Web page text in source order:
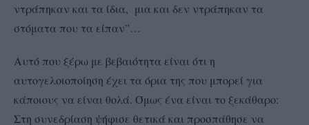
ντράπηκαν και τα ίδια, μια και δεν ντράπηκαν τα
στόματα που τα είπαν”…
Αυτό που ξέρω με βεβαιότητα είναι ότι η
αυτογελοιοποίηση έχει τα όρια της που μπορεί για
κάποιους να είναι θολά. Όμως ένα είναι το ξεκάθαρο:
Στη συνεδρίαση ψήφισε θετικά και προσπάθησε να